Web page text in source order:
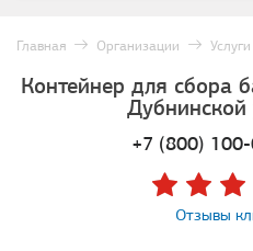
Главная Организации
Контейнер для сбора
Дубнинской
+7 (800) 100-
Отзывы